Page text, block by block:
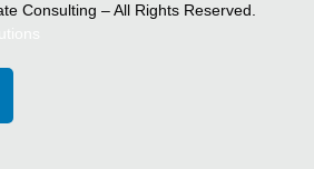
Consulting – All Rights Reserved.